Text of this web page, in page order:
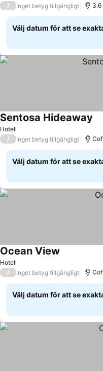
/ Inget betyg tillgängligt 3.6
Välj datum för att se
Hotell
Sentosa Hideaway
/ Inget betyg tillgängligt
Välj datum för att se
Hotell
Ocean View
/ Inget betyg tillgängligt
Välj datum för att se